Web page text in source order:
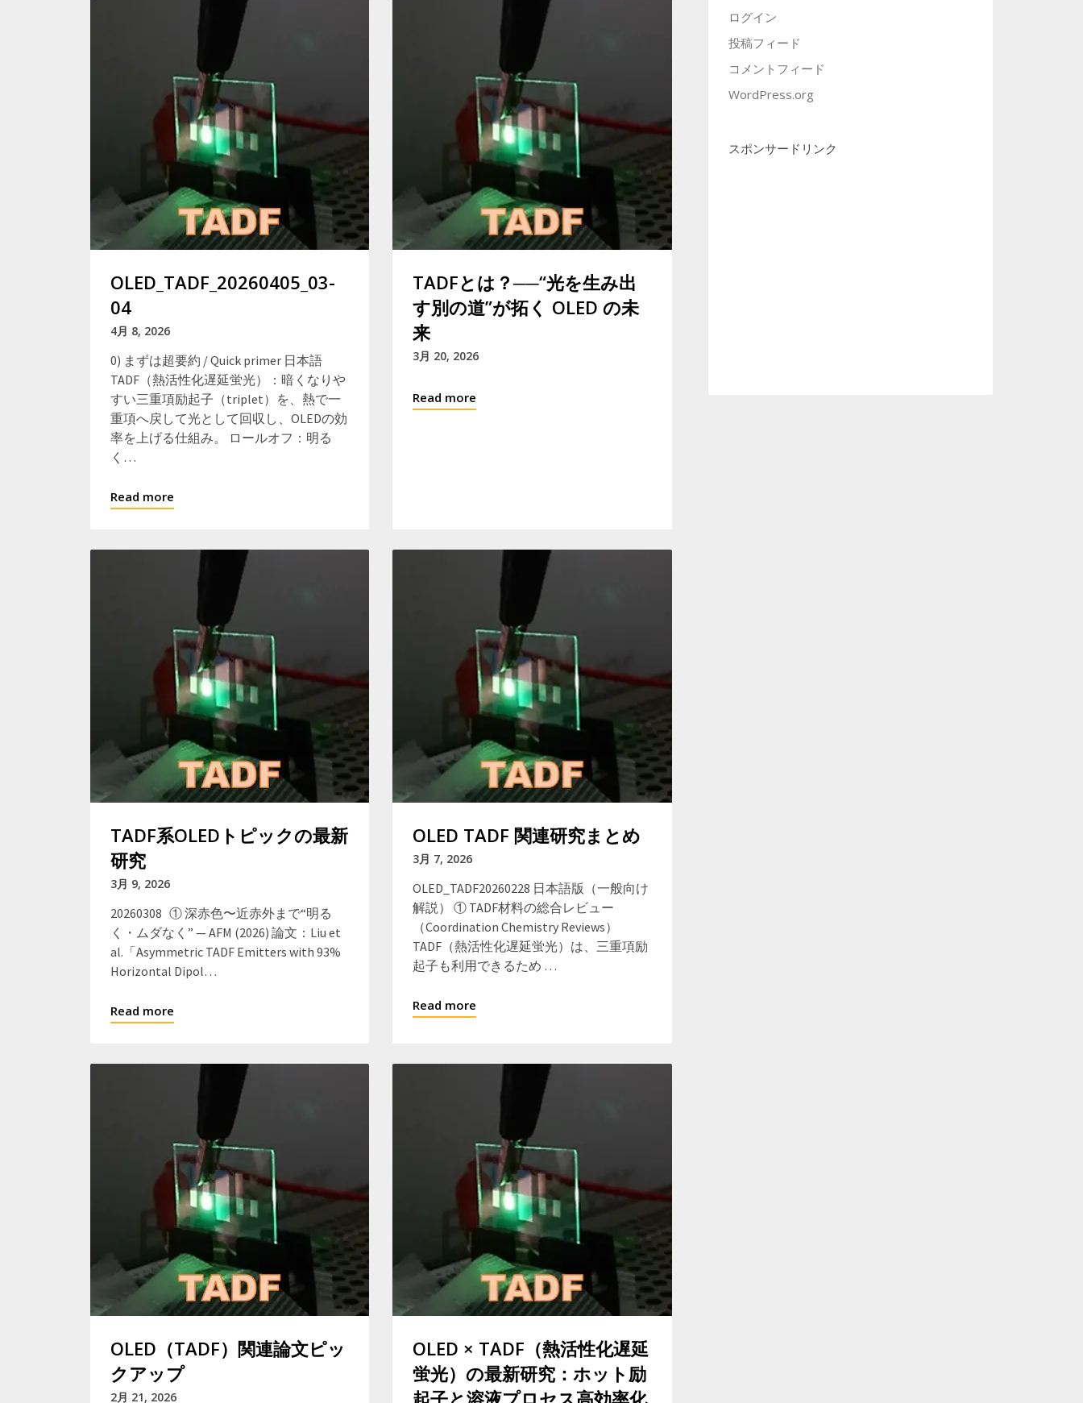
OLED_TADF_20260405_03-
04
4月 8, 2026
0) まずは超要約 / Quick primer 日本語
TADF（熱活性化遅延蛍光）：暗くなりや
すい三重項励起子（triplet）を、熱で一
重項へ戻して光として回収し、OLEDの効
率を上げる仕組み。 ロールオフ：明る
く…
Read more
TADFとは？──“光を生み出
す別の道”が拓く OLED の未
来
3月 20, 2026
Read more
TADF系OLEDトピックの最新
研究
3月 9, 2026
20260308 ① 深赤色〜近赤外まで“明る
く・ムダなく” — AFM (2026) 論文：Liu et
al.「Asymmetric TADF Emitters with 93%
Horizontal Dipol…
Read more
OLED TADF 関連研究まとめ
3月 7, 2026
OLED_TADF20260228 日本語版（一般向け
解説） ① TADF材料の総合レビュー
（Coordination Chemistry Reviews）
TADF（熱活性化遅延蛍光）は、三重項励
起子も利用できるため …
Read more
OLED（TADF）関連論文ピッ
クアップ
2月 21, 2026
OLED × TADF（熱活性化遅延
蛍光）の最新研究：ホット励
ログイン
投稿フィード
コメントフィード
WordPress.org
スポンサードリンク